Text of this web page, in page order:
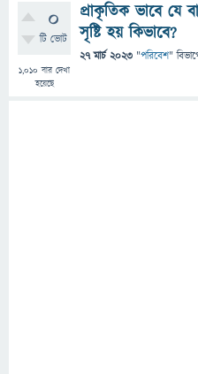
0
টি ভোট
1,010 বার দেখা
হয়েছে
প্রাকৃতিক ভাবে যে
সৃষ্টি হয় কিভাবে?
27 মার্চ 2023 "পরিবেশ"